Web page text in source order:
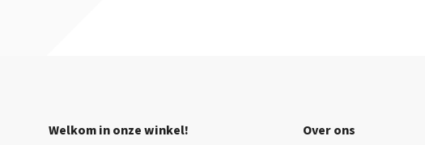
Welkom in onze winkel! Over ons